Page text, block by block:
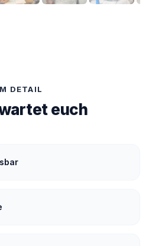
DETAIL
euch